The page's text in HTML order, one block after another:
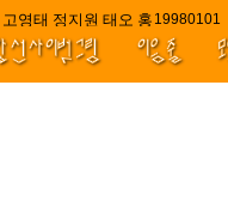
태 정지원 태오 홍 최윤호
19980101
////
선사이벗그림 이음줄